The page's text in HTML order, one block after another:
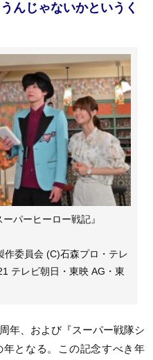
んじゃないかというく
パーヒーロー戦記』
委員会 (C)石森プロ・テレ
テレビ朝日・東映 AG・東
年、および『スーパー戦隊シ
となる。この記念すべき年